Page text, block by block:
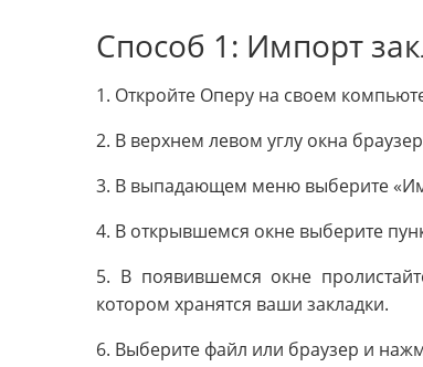
Способ 1: Импорт
1. Откройте Оперу на своем
2. В верхнем левом углу окна
3. В выпадающем меню выберите
4. В открывшемся окне выберите
5. В появившемся окне
котором хранятся ваши закладки.
6. Выберите файл или браузер и